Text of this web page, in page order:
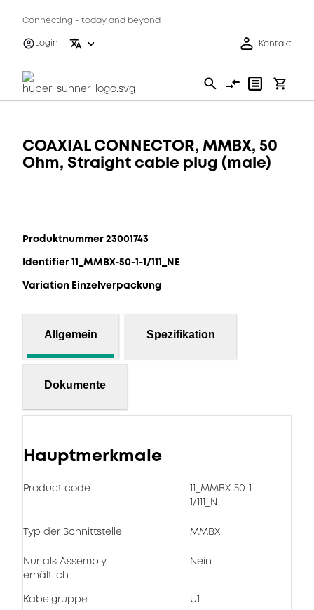
Connecting - today and beyond
Login
Kontakt
COAXIAL CONNECTOR, MMBX, 50
Ohm, Straight cable plug (male)
Produktnummer 23001743
Identifier 11_MMBX-50-1-1/111_NE
Variation Einzelverpackung
Allgemein Spezifikation
Dokumente
Hauptmerkmale
Product code
11_MMBX-50-1-
1/111_N
Typ der Schnittstelle MMBX
Nur als Assembly
erhältlich
Nein
Kabelgruppe U1